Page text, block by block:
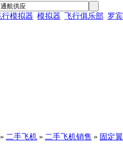
行模拟器 模拟器 飞行俱乐部 罗
» 二手飞机 » 二手飞机销售 » 固定翼